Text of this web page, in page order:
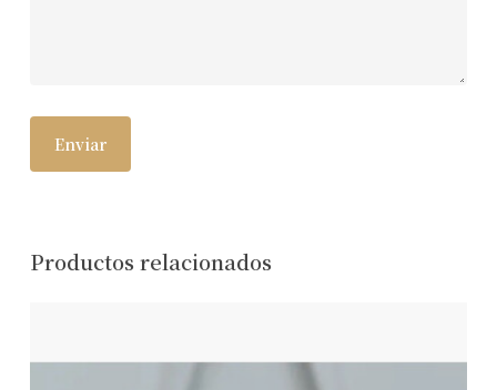
Productos relacionados